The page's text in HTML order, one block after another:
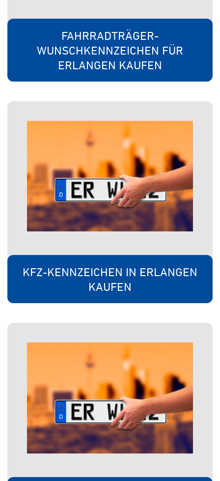
FAHRRADTRÄGER-
WUNSCHKENNZEICHEN FÜR
ERLANGEN KAUFEN
KFZ-KENNZEICHEN IN ERLANGEN
KAUFEN